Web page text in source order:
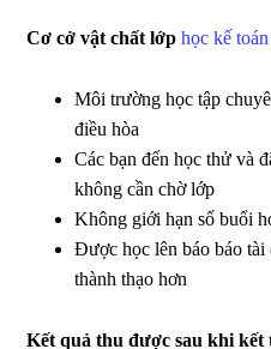
Cơ cở vật chất lớphọc kế
Môi trường học tập
điều hòa
Các bạn đến học thử và
không cần chờ lớp
Không giới hạn số buổi
Được học lên báo báo
thành thạo hơn
Kết quả thu được sau khi kết